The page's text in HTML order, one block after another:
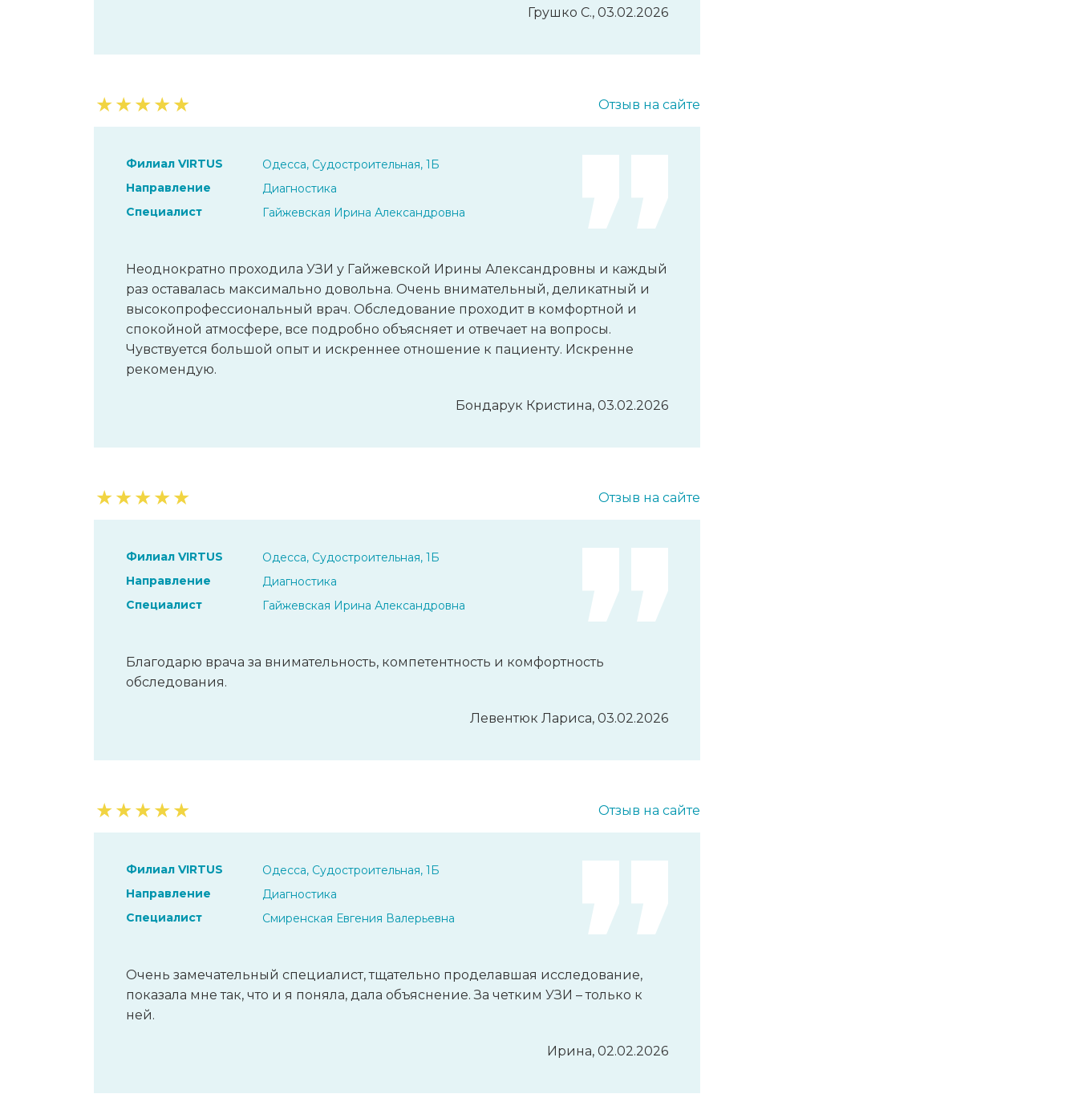
Грушко С., 03.02.2026
★★★★★ Отзыв на сайте
Филиал VIRTUS
Одесса, Судостроительная, 1Б
Направление
Диагностика
Специалист
Гайжевская Ирина Александровна
Неоднократно проходила УЗИ у Гайжевской Ирины Александровны и каждый
раз оставалась максимально довольна. Очень внимательный, деликатный и
высокопрофессиональный врач. Обследование проходит в комфортной и
спокойной атмосфере, все подробно объясняет и отвечает на вопросы.
Чувствуется большой опыт и искреннее отношение к пациенту. Искренне
рекомендую.
Бондарук Кристина, 03.02.2026
★★★★★ Отзыв на сайте
Филиал VIRTUS
Одесса, Судостроительная, 1Б
Направление
Диагностика
Специалист
Гайжевская Ирина Александровна
Благодарю врача за внимательность, компетентность и комфортность
обследования.
Левентюк Лариса, 03.02.2026
★★★★★ Отзыв на сайте
Филиал VIRTUS
Одесса, Судостроительная, 1Б
Направление
Диагностика
Специалист
Смиренская Евгения Валерьевна
Очень замечательный специалист, тщательно проделавшая исследование,
показала мне так, что и я поняла, дала объяснение. За четким УЗИ – только к
ней.
Ирина, 02.02.2026